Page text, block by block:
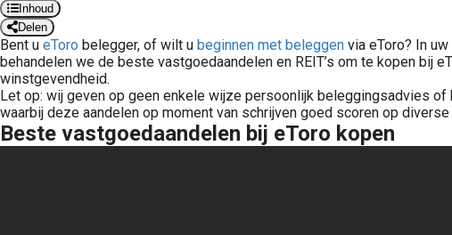
Inhoud
Delen
Bent u eToro belegger, of wilt u beginnen met beleggen via eToro? In
behandelen we de beste vastgoedaandelen en REIT’s om te kopen bij
winstgevendheid.
Let op: wij geven op geen enkele wijze persoonlijk beleggingsadvies of
waarbij deze aandelen op moment van schrijven goed scoren op
Beste vastgoedaandelen bij eToro kopen